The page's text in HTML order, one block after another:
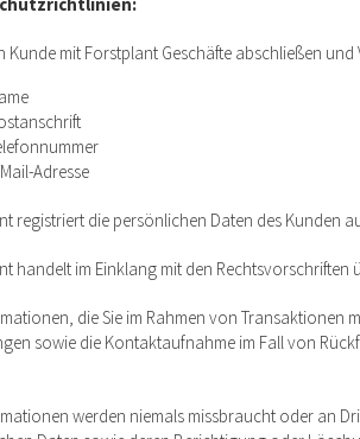
Kunde mit Forstplant Geschäfte abschließen
Adresse
registriert die persönlichen Daten des Kunden
handelt im Einklang mit den Rechtsvorschriften
die Sie im Rahmen von Transaktionen
sowie die Kontaktaufnahme im Fall von
werden niemals missbraucht oder an